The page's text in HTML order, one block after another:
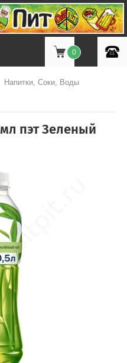
0
Напитки, Соки, Воды
пэт Зеленый